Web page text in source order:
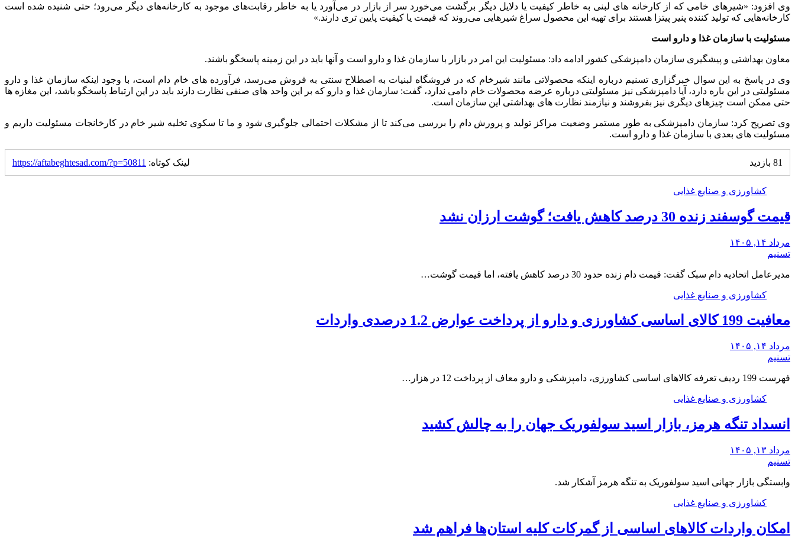
وی افزود: «شیرهای خامی که از کارخانه های لبنی به خاطر کیفیت یا دلایل دیگر برگشت می‌خورد سر از بازار در می‌آورد یا به خاطر رقابت‌های موجود به کارخانه‌های دیگر می‌رود؛ حتی شنیده شده است
کارخانه‌هایی که تولید کننده پنیر پیتزا هستند برای تهیه این محصول سراغ شیرهایی می‌روند که قیمت یا کیفیت پایین تری دارند.»
مسئولیت با سازمان غذا و دارو است
معاون بهداشتی و پیشگیری سازمان دامپزشکی کشور ادامه داد: مسئولیت این امر در بازار با سازمان غذا و دارو است و آنها باید در این زمینه پاسخگو باشند.
وی در پاسخ به این سوال خبرگزاری تسنیم درباره اینکه محصولاتی مانند شیرخام که در فروشگاه لبنیات به اصطلاح سنتی به فروش می‌رسد، فرآورده های خام دام است، با وجود اینکه سازمان غذا و دارو
مسئولیتی در این باره دارد، آیا دامپزشکی نیز مسئولیتی درباره عرضه محصولات خام دامی ندارد، گفت: سازمان غذا و دارو که بر این واحد های صنفی نظارت دارند باید در این ارتباط پاسخگو باشد، این مغازه ها
حتی ممکن است چیزهای دیگری نیز بفروشند و نیازمند نظارت های بهداشتی این سازمان است.
وی تصریح کرد: سازمان دامپزشکی به طور مستمر وضعیت مراکز تولید و پرورش دام را بررسی می‌کند تا از مشکلات احتمالی جلوگیری شود و ما تا سکوی تخلیه شیر خام در کارخانجات مسئولیت داریم و
مسئولیت های بعدی با سازمان غذا و دارو است.
81 بازدید لینک کوتاه: https://aftabeghtesad.com/?p=50811
کشاورزی و صنایع غذایی
قیمت گوسفند زنده 30 درصد کاهش یافت؛ گوشت ارزان نشد
مرداد ۱۴, ۱۴۰۵
تسنیم
مدیرعامل اتحادیه دام سبک گفت: قیمت دام زنده حدود 30 درصد کاهش یافته، اما قیمت گوشت…
کشاورزی و صنایع غذایی
معافیت 199 کالای اساسی کشاورزی و دارو از پرداخت عوارض 1.2 درصدی واردات
مرداد ۱۴, ۱۴۰۵
تسنیم
فهرست 199 ردیف تعرفه کالاهای اساسی کشاورزی، دامپزشکی و دارو معاف از پرداخت 12 در هزار…
کشاورزی و صنایع غذایی
انسداد تنگه هرمز، بازار اسید سولفوریک جهان را به چالش کشید
مرداد ۱۳, ۱۴۰۵
تسنیم
وابستگی بازار جهانی اسید سولفوریک به تنگه هرمز آشکار شد.
کشاورزی و صنایع غذایی
امکان واردات کالاهای اساسی از گمرکات کلیه استان‌ها فراهم شد